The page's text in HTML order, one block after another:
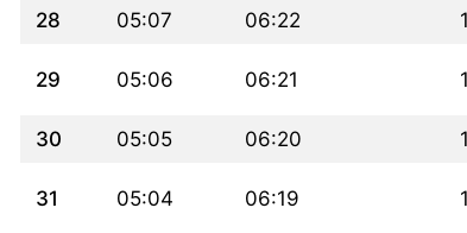
28 05:07 06:22
29 05:06 06:21
30 05:05 06:20
31 05:04 06:19